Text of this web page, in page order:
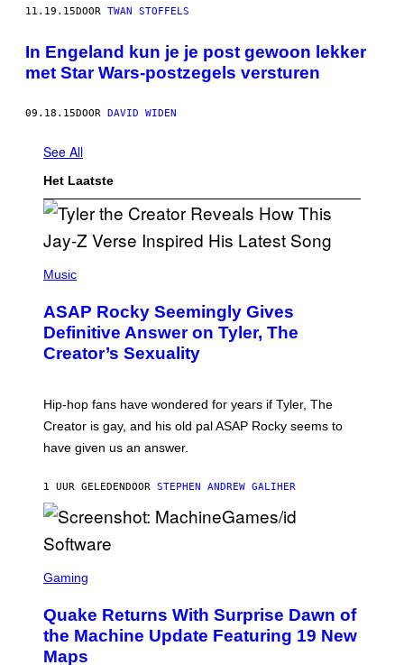
11.19.15DOOR TWAN STOFFELS
In Engeland kun je je post gewoon lekker
met Star Wars-postzegels versturen
09.18.15DOOR DAVID WIDEN
See All
Het Laatste
H
O
B
Y
M
C
A
S
C
P
P
E
/
T
Y
I
M
A
Music
ASAP Rocky Seemingly Gives
Definitive Answer on Tyler, The
Creator’s Sexuality
Hip-hop fans have wondered for years if Tyler, The
Creator is gay, and his old pal ASAP Rocky seems to
have given us an answer.
1 UUR GELEDENDOOR STEPHEN ANDREW GALIHER
C
E
N
S
H
Gaming
Quake Returns With Surprise Dawn of
the Machine Update Featuring 19 New
Maps